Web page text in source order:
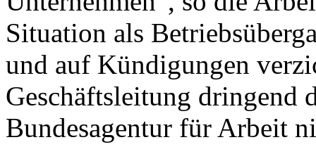
Situation als
und auf Kündigungen
Geschäftsleitung dringend
Bundesagentur für Arbeit